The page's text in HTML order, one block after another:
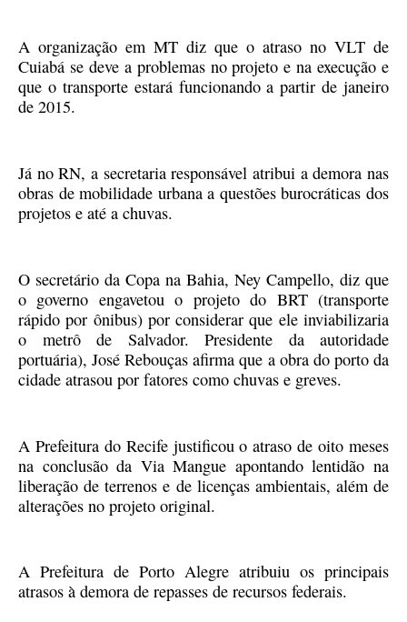
A organização em MT diz que o atraso no VLT de
Cuiabá se deve a problemas no projeto e na execução e
que o transporte estará funcionando a partir de janeiro
de 2015.
Já no RN, a secretaria responsável atribui a demora nas
obras de mobilidade urbana a questões burocráticas dos
projetos e até a chuvas.
O secretário da Copa na Bahia, Ney Campello, diz que
o governo engavetou o projeto do BRT (transporte
rápido por ônibus) por considerar que ele inviabilizaria
o metrô de Salvador. Presidente da autoridade
portuária), José Rebouças afirma que a obra do porto da
cidade atrasou por fatores como chuvas e greves.
A Prefeitura do Recife justificou o atraso de oito meses
na conclusão da Via Mangue apontando lentidão na
liberação de terrenos e de licenças ambientais, além de
alterações no projeto original.
A Prefeitura de Porto Alegre atribuiu os principais
atrasos à demora de repasses de recursos federais.